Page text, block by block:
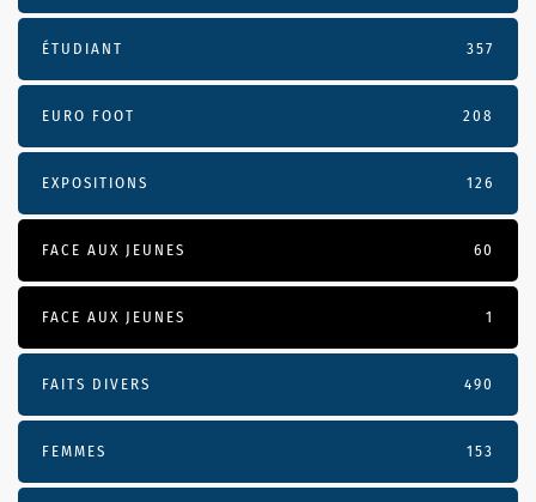
ÉTUDIANT 357
EURO FOOT 208
EXPOSITIONS 126
FACE AUX JEUNES 60
FACE AUX JEUNES 1
FAITS DIVERS 490
FEMMES 153